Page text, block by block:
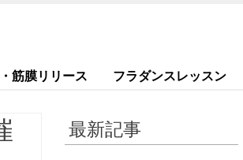
筋膜リリース フラダンスレッスン
最新記事